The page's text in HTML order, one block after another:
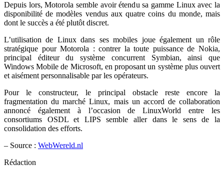
Depuis lors, Motorola semble avoir étendu sa gamme Linux avec la
disponibilité de modèles vendus aux quatre coins du monde, mais
dont le succès a été plutôt discret.
L’utilisation de Linux dans ses mobiles joue également un rôle
stratégique pour Motorola : contrer la toute puissance de Nokia,
principal éditeur du système concurrent Symbian, ainsi que
Windows Mobile de Microsoft, en proposant un système plus ouvert
et aisément personnalisable par les opérateurs.
Pour le constructeur, le principal obstacle reste encore la
fragmentation du marché Linux, mais un accord de collaboration
annoncé également à l’occasion de LinuxWorld entre les
consortiums OSDL et LIPS semble aller dans le sens de la
consolidation des efforts.
– Source : WebWereld.nl
Rédaction